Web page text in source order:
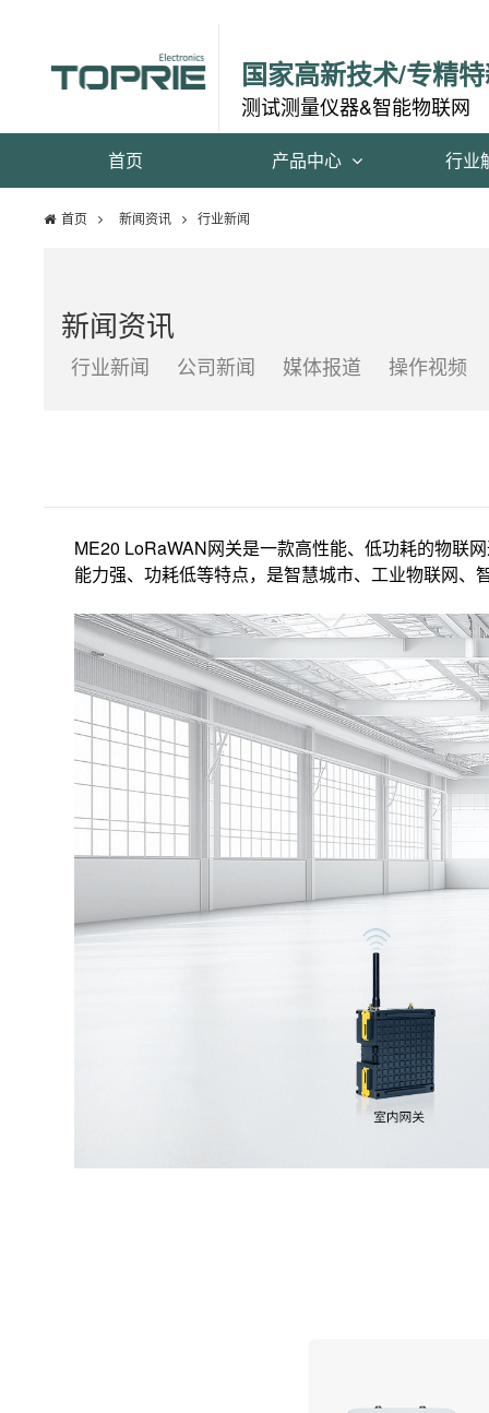
国家高新技术/专精
测试测量仪器&智能物联网
首页 产品中心 行业
首页 新闻资讯 行业新闻
新闻资讯
行业新闻 公司新闻 媒体报道 操作视频
ME20 LoRaWAN网关是一款高性能、低功耗的物联
能力强、功耗低等特点，是智慧城市、工业物联网、